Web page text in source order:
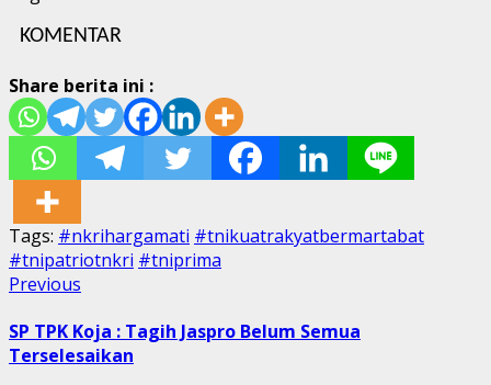
KOMENTAR
Share berita ini :
Tags: #nkrihargamati #tnikuatrakyatbermartabat
#tnipatriotnkri #tniprima
Post
navigation
Previous
SP TPK Koja : Tagih Jaspro Belum Semua
Terselesaikan